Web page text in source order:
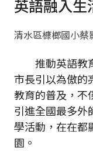
英語融入
清水區槺榔國小蔡
推動英語教育
市長引以為傲的
教育的普及，不
引進全國最多外
學活動，在在都
園。